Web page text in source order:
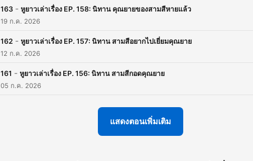
163 - หูยาวเล่าเรื่อง EP. 158: นิทาน คุณยายของสามสีหายแล้ว
19 ก.ค. 2026
162 - หูยาวเล่าเรื่อง EP. 157: นิทาน สามสีอยากไปเยี่ยมคุณยาย
12 ก.ค. 2026
161 - หูยาวเล่าเรื่อง EP. 156: นิทาน สามสีกอดคุณยาย
05 ก.ค. 2026
แสดงตอนเพิ่มเติม